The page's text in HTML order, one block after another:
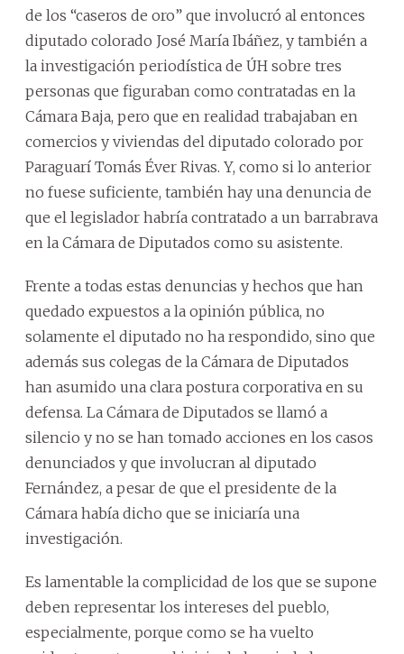
de los “caseros de oro” que involucró al entonces
diputado colorado José María Ibáñez, y también a
la investigación periodística de ÚH sobre tres
personas que figuraban como contratadas en la
Cámara Baja, pero que en realidad trabajaban en
comercios y viviendas del diputado colorado por
Paraguarí Tomás Éver Rivas. Y, como si lo anterior
no fuese suficiente, también hay una denuncia de
que el legislador habría contratado a un barrabrava
en la Cámara de Diputados como su asistente.
Frente a todas estas denuncias y hechos que han
quedado expuestos a la opinión pública, no
solamente el diputado no ha respondido, sino que
además sus colegas de la Cámara de Diputados
han asumido una clara postura corporativa en su
defensa. La Cámara de Diputados se llamó a
silencio y no se han tomado acciones en los casos
denunciados y que involucran al diputado
Fernández, a pesar de que el presidente de la
Cámara había dicho que se iniciaría una
investigación.
Es lamentable la complicidad de los que se supone
deben representar los intereses del pueblo,
especialmente, porque como se ha vuelto